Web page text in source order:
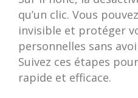
qu’un clic. Vous
invisible et protéger
personnelles sans
Suivez ces étapes
rapide et efficace.